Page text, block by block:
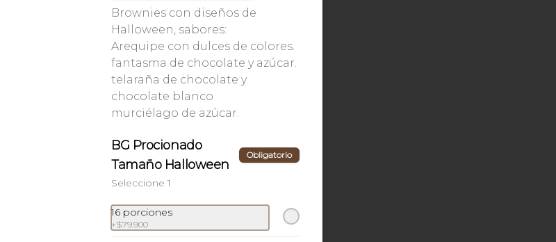
Brownies con diseños de
Halloween, sabores:
Arequipe con dulces de colores.
fantasma de chocolate y azúcar.
telaraña de chocolate y
chocolate blanco
murciélago de azúcar.
BG Procionado
Tamaño Halloween
Obligatorio
Seleccione 1
16 porciones
+$79.900